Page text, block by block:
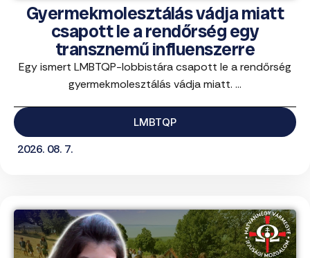
Gyermekmolesztálás vádja miatt
csapott le a rendőrség egy
transznemű influenszerre
Egy ismert LMBTQP-lobbistára csapott le a rendőrség
gyermekmolesztálás vádja miatt. ...
LMBTQP
2026. 08. 7.